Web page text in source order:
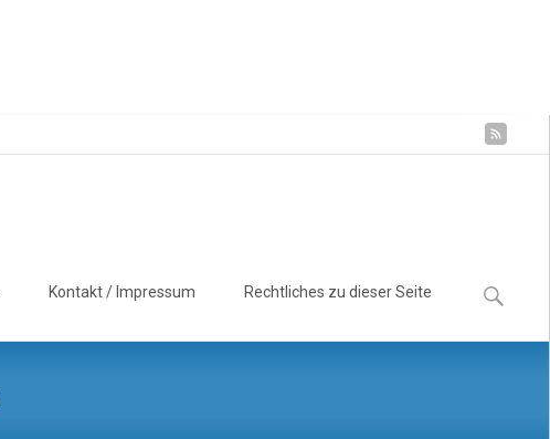
Kontakt / Impressum Rechtliches zu dieser Seite
Suchen
nach: